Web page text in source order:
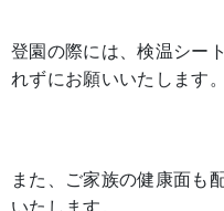
登園の際には、検温シー
れずにお願いいたします。
また、ご家族の健康面も
いたします。